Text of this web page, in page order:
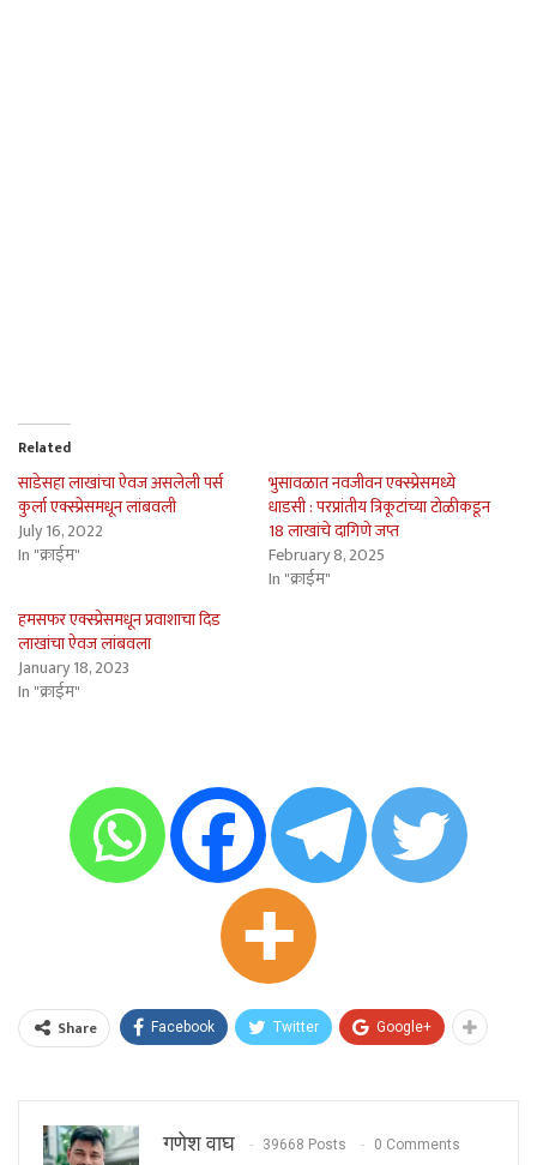
Related
साडेसहा लाखांचा ऐवज असलेली पर्स
कुर्ला एक्स्प्रेसमधून लांबवली
July 16, 2022
In "क्राईम"
भुसावळात नवजीवन एक्स्प्रेसमध्ये
धाडसी : परप्रांतीय त्रिकूटांच्या टोळीकडून
18 लाखांचे दागिणे जप्त
February 8, 2025
In "क्राईम"
हमसफर एक्स्प्रेसमधून प्रवाशाचा दिड
लाखांचा ऐवज लांबवला
January 18, 2023
In "क्राईम"
Share Facebook Twitter Google+
गणेश वाघ 39668 Posts 0 Comments